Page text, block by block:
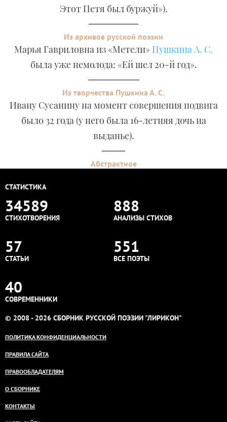
Этот Петя был буржуй»).
Из архивов русской поэзии
Марья Гавриловна из «Метели» Пушкина А. С.
была уже немолода: «Ей шел 20-й год».
Из творчества Пушкина А. С.
Ивану Сусанину на момент совершения подвига
было 32 года (у него была 16-летняя дочь на
выданье).
Абстрактное
СТАТИСТИКА
34589
СТИХОТВОРЕНИЯ
888
АНАЛИЗЫ СТИХОВ
57
СТАТЬИ
551
ВСЕ ПОЭТЫ
40
СОВРЕМЕННИКИ
© 2008 - 2026 СБОРНИК РУССКОЙ ПОЭЗИИ "ЛИРИКОН"
ПОЛИТИКА КОНФИДЕНЦИАЛЬНОСТИ
ПРАВИЛА САЙТА
ПРАВООБЛАДАТЕЛЯМ
О СБОРНИКЕ
КОНТАКТЫ